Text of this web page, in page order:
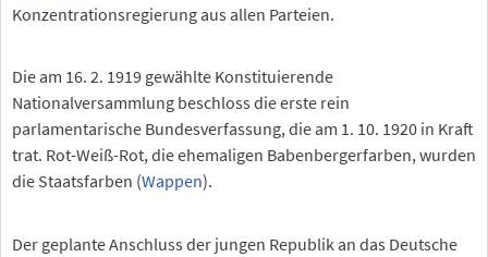
Konzentrationsregierung aus allen Parteien.
Die am 16. 2. 1919 gewählte Konstituierende
Nationalversammlung beschloss die erste rein
parlamentarische Bundesverfassung, die am 1. 10. 1920 in Kraft
trat. Rot-Weiß-Rot, die ehemaligen Babenbergerfarben, wurden
die Staatsfarben (Wappen).
Der geplante Anschluss der jungen Republik an das Deutsche